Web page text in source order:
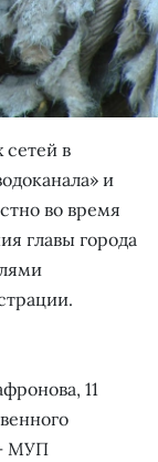
сетей в
и
во время
главы города
11
МУП